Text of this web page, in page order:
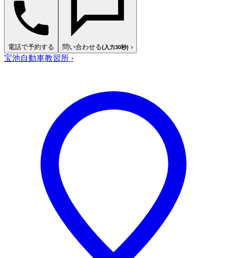
電話で予約する 問い合わせる(入力30秒) ›
宝池自動車教習所 ›